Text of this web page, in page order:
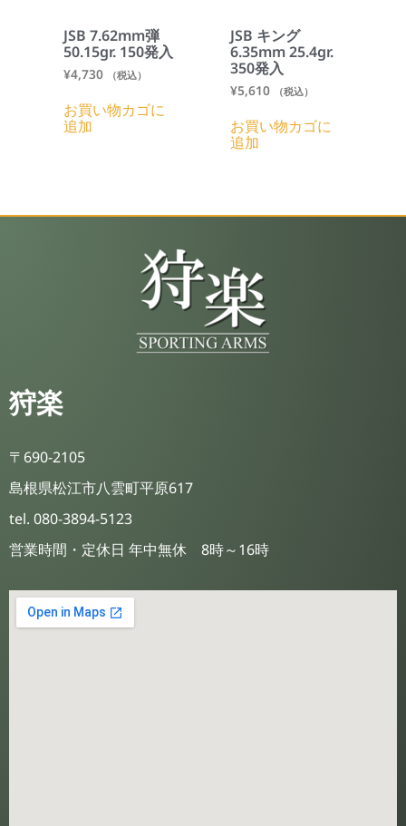
JSB 7.62mm弾
50.15gr. 150発入
¥4,730 （税込）
お買い物カゴに
追加
JSB キング
6.35mm 25.4gr.
350発入
¥5,610 （税込）
お買い物カゴに
追加
狩楽
〒690-2105
島根県松江市八雲町平原617
tel. 080-3894-5123
営業時間・定休日 年中無休 8時～16時